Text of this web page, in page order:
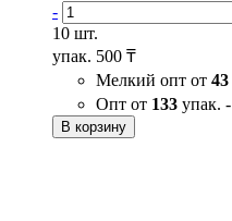
-
10 шт.
упак. 500 ₸
Мелкий опт от 43
Опт от 133 упак. -
В корзину